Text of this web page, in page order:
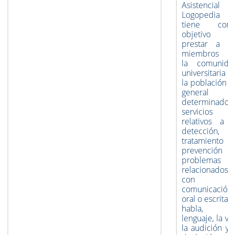
Asistencial
Logopedia
tiene
objetivo
prestar a
miembros
la
universitaria
la
general
servicios
relativos
detección,
prevención
problemas
relacionados
con
oral o
habla,
lenguaje, la
la audición